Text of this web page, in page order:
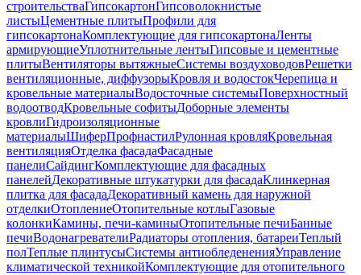
строительстваГипсокартонГипсоволокнистые
листыЦементные плитыПрофили для
гипсокартонаКомплектующие для гипсокартонаЛенты
армирующиеУплотнительные лентыГипсовые и цементные
плитыВентиляторы вытяжныеСистемы воздуховодовРешетки
вентиляционные, диффузорыКровля и водостокЧерепица и
кровельные материалыВодосточные системыПоверхностный
водоотводКровельные софитыДоборные элементы
кровлиГидроизоляционные
материалыШиферПрофнастилРулонная кровляКровельная
вентиляцияОтделка фасадаФасадные
панелиСайдингКомплектующие для фасадных
панелейДекоративные штукатурки для фасадаКлинкерная
плитка для фасадаДекоративный камень для наружной
отделкиОтоплениеОтопительные котлыГазовые
колонкиКамины, печи-каминыОтопительные печиБанные
печиВодонагревателиРадиаторы отопления, батареиТеплый
полТеплые плинтусыСистемы антиобледененияУправление
климатической техникойКомплектующие для отопительного